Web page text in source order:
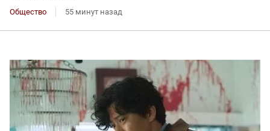
Общество 55 минут назад